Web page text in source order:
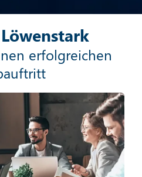
Marketing
erfolgreichen